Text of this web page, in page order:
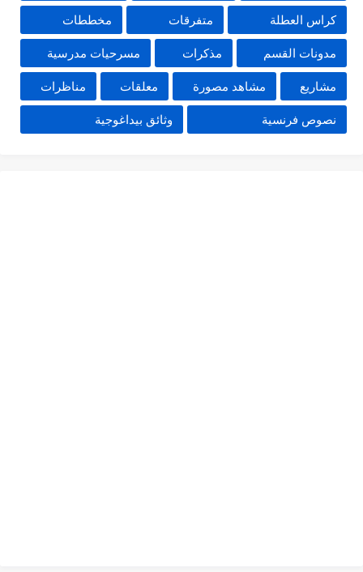
كراس العطلة متفرقات مخططات
مدونات القسم مذكرات مسرحيات مدرسية
مشاريع مشاهد مصورة معلقات مناظرات
نصوص فرنسية وثائق بيداغوجية